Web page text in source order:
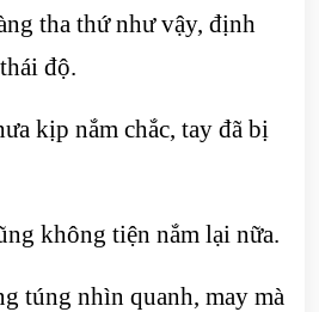
tha thứ như vậy, định
độ.
kịp nắm chắc, tay đã bị
không tiện nắm lại nữa.
túng nhìn quanh, may mà